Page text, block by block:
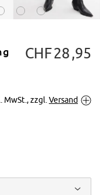
Tippen zum
CHF28 95
MwSt., zzgl. Versand